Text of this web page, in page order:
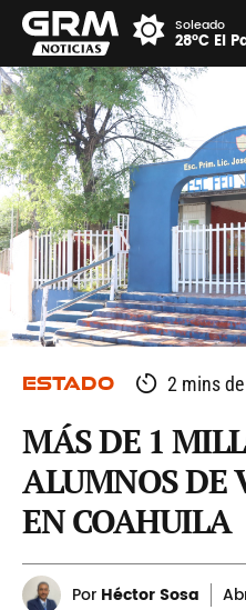
Soleado
28°C El
ESTADO 2 mins
MÁS DE 1
ALUMNOS DE
EN COAHUILA
Por Héctor Sosa